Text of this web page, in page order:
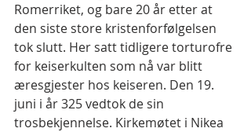
Romerriket, og bare 20 år etter at
den siste store kristenforfølgelsen
tok slutt. Her satt tidligere torturofre
for keiserkulten som nå var blitt
æresgjester hos keiseren. Den 19.
juni i år 325 vedtok de sin
trosbekjennelse. Kirkemøtet i Nikea